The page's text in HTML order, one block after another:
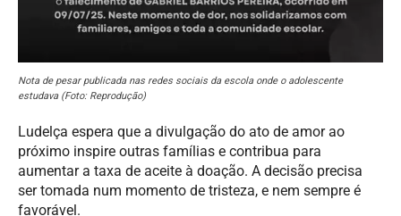
Nota de pesar publicada nas redes sociais da escola onde o adolescente
estudava (Foto: Reprodução)
Ludelça espera que a divulgação do ato de amor ao
próximo inspire outras famílias e contribua para
aumentar a taxa de aceite à doação. A decisão precisa
ser tomada num momento de tristeza, e nem sempre é
favorável.